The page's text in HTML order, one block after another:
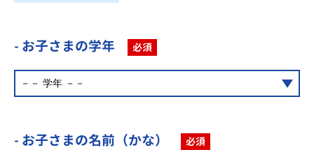
- お子さまの学年 必須
- お子さまの名前（かな） 必須